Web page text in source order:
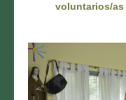
voluntarios/as